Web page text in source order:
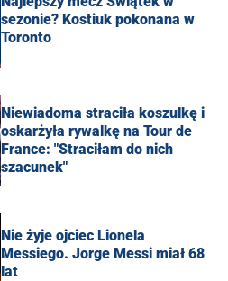
sezonie? Kostiuk pokonana w
Toronto
Niewiadoma straciła koszulkę i
oskarżyła rywalkę na Tour de
France: "Straciłam do nich
szacunek"
Nie żyje ojciec Lionela
Messiego. Jorge Messi miał 68
lat